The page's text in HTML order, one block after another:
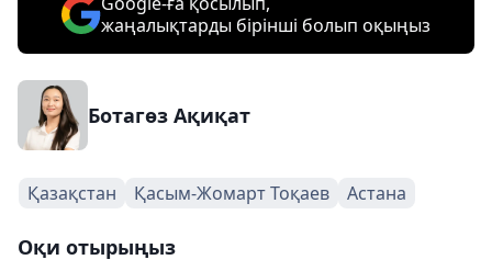
жаңалықтарды бірінші болып оқыңыз
Ботагөз Ақиқат
Қазақстан Қасым-Жомарт Тоқаев Астана
Оқи отырыңыз